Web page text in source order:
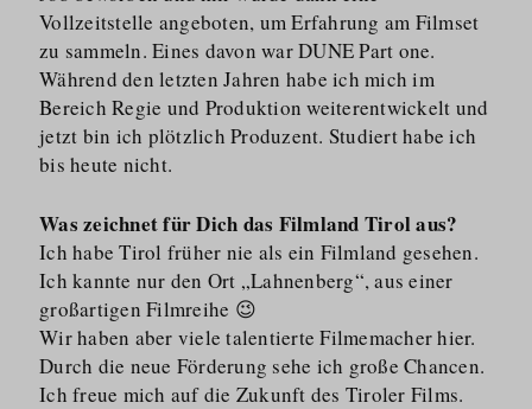
Vollzeitstelle angeboten, um Erfahrung am Filmset
zu sammeln. Eines davon war DUNE Part one.
Während den letzten Jahren habe ich mich im
Bereich Regie und Produktion weiterentwickelt und
jetzt bin ich plötzlich Produzent. Studiert habe ich
bis heute nicht.
Was zeichnet für Dich das Filmland Tirol aus?
Ich habe Tirol früher nie als ein Filmland gesehen.
Ich kannte nur den Ort „Lahnenberg“, aus einer
großartigen Filmreihe 😉
Wir haben aber viele talentierte Filmemacher hier.
Durch die neue Förderung sehe ich große Chancen.
Ich freue mich auf die Zukunft des Tiroler Films.